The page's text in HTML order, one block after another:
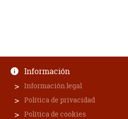
Información
Información legal
Política de privacidad
Política de cookies